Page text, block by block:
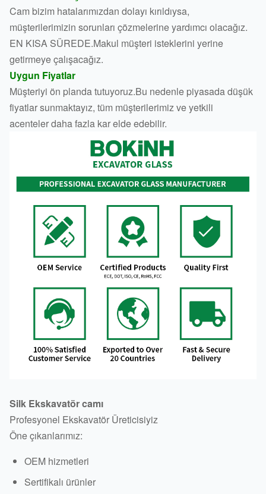
Cam bizim hatalarımızdan dolayı kırıldıysa,
müşterilerimizin sorunları çözmelerine yardımcı olacağız.
EN KISA SÜREDE.Makul müşteri isteklerini yerine
getirmeye çalışacağız.
Uygun Fiyatlar
Müşteriyi ön planda tutuyoruz.Bu nedenle piyasada düşük
fiyatlar sunmaktayız, tüm müşterilerimiz ve yetkili
acenteler daha fazla kar elde edebilir.
Silk Ekskavatör camı
Profesyonel Ekskavatör Üreticisiyiz
Öne çıkanlarımız:
OEM hizmetleri
Sertifikalı ürünler